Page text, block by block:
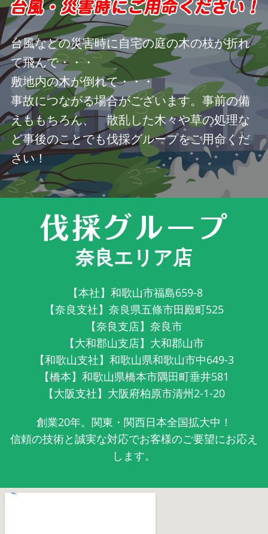
台風などの災害時に自宅の庭の木の枝が折れ
て飛んで・・・
敷地内の木が倒れて・・・
事故につながる場合がございます。事前の備
えももちろん、 散乱した木々や草の処理な
ど事後のことでも伐採グループをご用命くだ
さい！
奈良エリア店
【本社】和歌山市福島659-8
【奈良支社】奈良県五條市田殿町525
【奈良支店】奈良市
【大和郡山支店】大和郡山市
【和歌山支社】和歌山県和歌山市中649-3
【橋本】和歌山県橋本市隅田町垂井581
【大阪支社】大阪府柏原市清州2-1-20
創業20年。関東・関西日本全国拡大中！
信頼の技術と誠実な対応でお客様のご要望にお応え
します。